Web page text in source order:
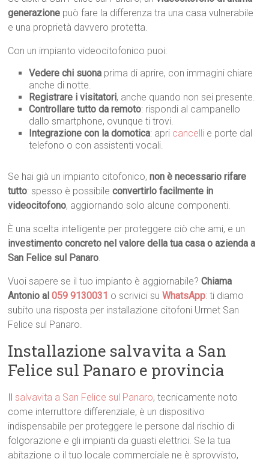
generazione può fare la differenza tra una casa vulnerabile
e una proprietà davvero protetta.
Con un impianto videocitofonico puoi:
Vedere chi suona prima di aprire, con immagini chiare
anche di notte.
Registrare i visitatori, anche quando non sei presente.
Controllare tutto da remoto: rispondi al campanello
dallo smartphone, ovunque ti trovi.
Integrazione con la domotica: apri cancelli e porte dal
telefono o con assistenti vocali.
Se hai già un impianto citofonico,non è necessario rifare
tutto: spesso è possibileconvertirlo facilmente in
videocitofono, aggiornando solo alcune componenti.
È una scelta intelligente per proteggere ciò che ami, e un
investimento concreto nel valore della tua casa o azienda a
San Felice sul Panaro.
Vuoi sapere se il tuo impianto è aggiornabile?Chiama
Antonio al059 9130031 o scrivici suWhatsApp: ti diamo
subito una risposta per installazione citofoni Urmet San
Felice sul Panaro.
Installazione salvavita a San
Felice sul Panaro e provincia
salvavita a San Felice sul Panaro, tecnicamente noto
come interruttore differenziale, è un dispositivo
indispensabile per proteggere le persone dal rischio di
folgorazione e gli impianti da guasti elettrici. Se la tua
abitazione o il tuo locale commerciale ne è sprovvisto,